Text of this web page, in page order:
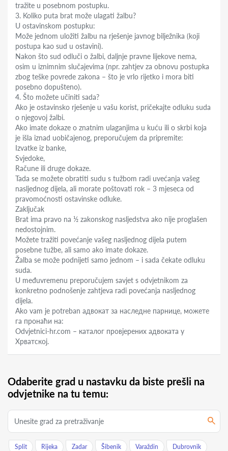
tražite u posebnom postupku.
3. Koliko puta brat može ulagati žalbu?
U ostavinskom postupku:
Može jednom uložiti žalbu na rješenje javnog bilježnika (koji
postupa kao sud u ostavini).
Nakon što sud odluči o žalbi, daljnje pravne lijekove nema,
osim u iznimnim slučajevima (npr. zahtjev za obnovu postupka
zbog teške povrede zakona – što je vrlo rijetko i mora biti
posebno dopušteno).
4. Što možete učiniti sada?
Ako je ostavinsko rješenje u vašu korist, pričekajte odluku suda
o njegovoj žalbi.
Ako imate dokaze o znatnim ulaganjima u kuću ili o skrbi koja
je išla iznad uobičajenog, preporučujem da pripremite:
Izvatke iz banke,
Svjedoke,
Račune ili druge dokaze.
Tada se možete obratiti sudu s tužbom radi uvećanja vašeg
nasljednog dijela, ali morate poštovati rok – 3 mjeseca od
pravomoćnosti ostavinske odluke.
Zaključak
Brat ima pravo na ½ zakonskog nasljedstva ako nije proglašen
nedostojnim.
Možete tražiti povećanje vašeg nasljednog dijela putem
posebne tužbe, ali samo ako imate dokaze.
Žalba se može podnijeti samo jednom – i sada čekate odluku
suda.
U međuvremenu preporučujem savjet s odvjetnikom za
konkretno podnošenje zahtjeva radi povećanja nasljednog
dijela.
Ako vam je potreban адвокат за наследне парнице, можете
га пронаћи на:
Odvjetnici-hr.com – каталог провјерених адвоката у
Хрватској.
Odaberite grad u nastavku da biste prešli na
odvjetnike na tu temu:
Split Rijeka Zadar Šibenik Varaždin Dubrovnik